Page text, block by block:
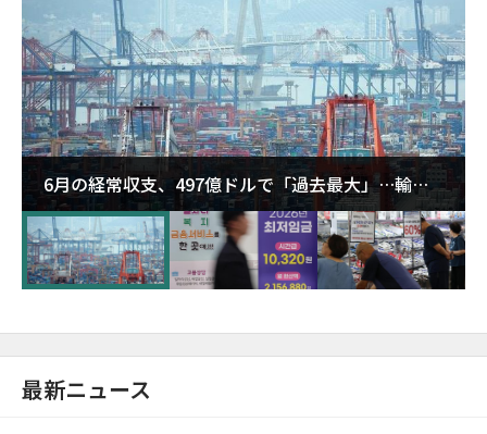
6月の経常収支、497億ドルで「過去最大」…輸出
が初の1000億ドル突破
最新ニュース